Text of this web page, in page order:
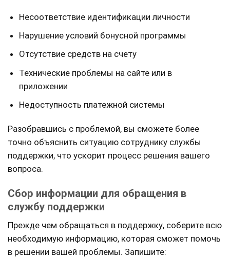
Несоответствие идентификации личности
Нарушение условий бонусной программы
Отсутствие средств на счету
Технические проблемы на сайте или в
приложении
Недоступность платежной системы
Разобравшись с проблемой, вы сможете более
точно объяснить ситуацию сотруднику службы
поддержки, что ускорит процесс решения вашего
вопроса.
Сбор информации для обращения в
службу поддержки
Прежде чем обращаться в поддержку, соберите всю
необходимую информацию, которая сможет помочь
в решении вашей проблемы. Запишите: